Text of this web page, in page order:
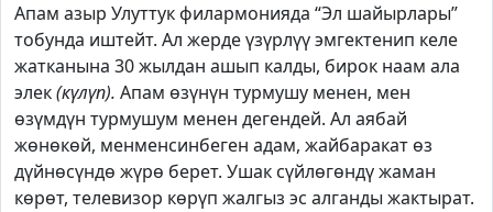
Апам азыр Улуттук филармонияда “Эл шайырлары”
тобунда иштейт. Ал жерде үзүрлүү эмгектенип келе
жатканына 30 жылдан ашып калды, бирок наам ала
элек(күлүп). Апам өзүнүн турмушу менен, мен
өзүмдүн турмушум менен дегендей. Ал аябай
жөнөкөй, менменсинбеген адам, жайбаракат өз
дүйнөсүндө жүрө берет. Ушак сүйлөгөндү жаман
көрөт, телевизор көрүп жалгыз эс алганды жактырат.